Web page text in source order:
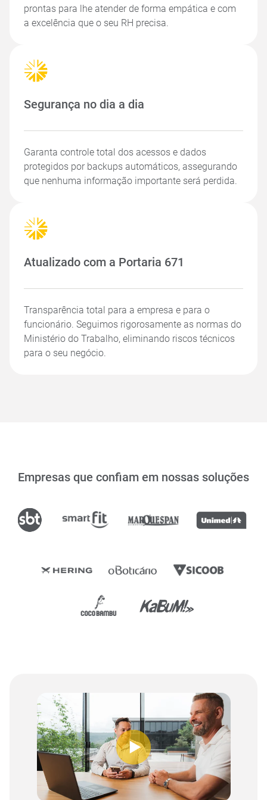
prontas para lhe atender de forma empática e com
a excelência que o seu RH precisa.
Segurança no dia a dia
Garanta controle total dos acessos e dados
protegidos por backups automáticos, assegurando
que nenhuma informação importante será perdida.
Atualizado com a Portaria 671
Transparência total para a empresa e para o
funcionário. Seguimos rigorosamente as normas do
Ministério do Trabalho, eliminando riscos técnicos
para o seu negócio.
Empresas que confiam em nossas soluções